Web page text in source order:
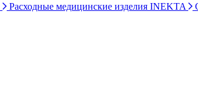
Расходные медицинские изделия INEKTA